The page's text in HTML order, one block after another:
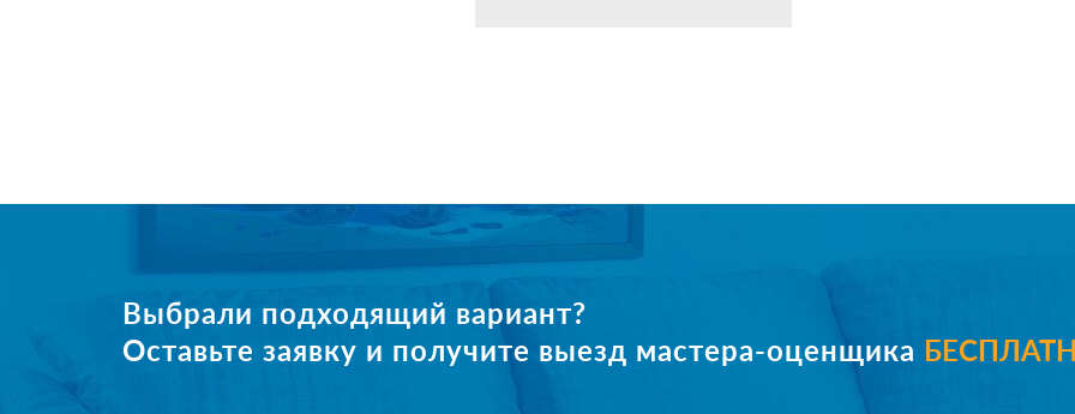
Выбрали подходящий вариант?
Оставьте заявку и получите выезд мастера-оценщика